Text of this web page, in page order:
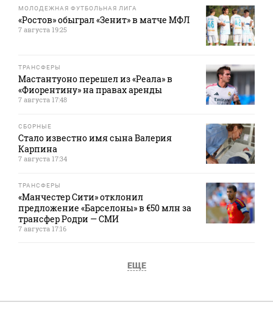
МОЛОДЕЖНАЯ ФУТБОЛЬНАЯ ЛИГА
«Ростов» обыграл «Зенит» в матче МФЛ
7 августа 19:25
ТРАНСФЕРЫ
Мастантуоно перешел из «Реала» в
«Фиорентину» на правах аренды
7 августа 17:48
СБОРНЫЕ
Стало известно имя сына Валерия
Карпина
7 августа 17:34
ТРАНСФЕРЫ
«Манчестер Сити» отклонил
предложение «Барселоны» в €50 млн за
трансфер Родри — СМИ
7 августа 17:16
ЕЩЕ